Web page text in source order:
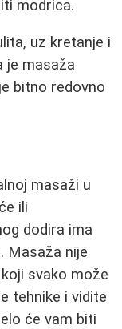
modrica.
uz kretanje i
je masaža
bitno redovno
masaži u
ili
dodira ima
Masaža nije
svako može
tehnike i vidite
će vam biti